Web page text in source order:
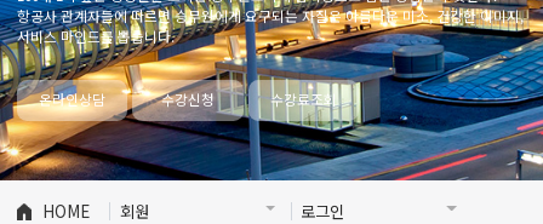
항공사 관계자들에 따르면 승무원에게 요구되는 자질은 아름다운 미소, 건강한 이미지,
서비스 마인드를 뽑습니다.
온라인상담 수강신청 수강료조회
HOME 회원 로그인